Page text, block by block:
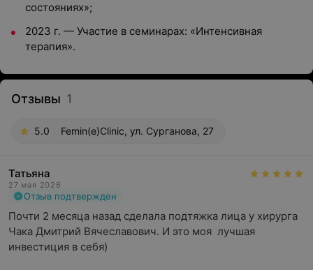
состояниях»;
2023 г. — Участие в семинарах: «Интенсивная
терапия».
Отзывы 1
5.0 Femin(e)Clinic, ул. Сурганова, 27
Татьяна
27 мая 2026
Отзыв подтвержден
Почти 2 месяца назад сделала подтяжка лица у хирурга
Чака Дмитрий Вячеславович. И это моя  лучшая
инвестиция в себя)